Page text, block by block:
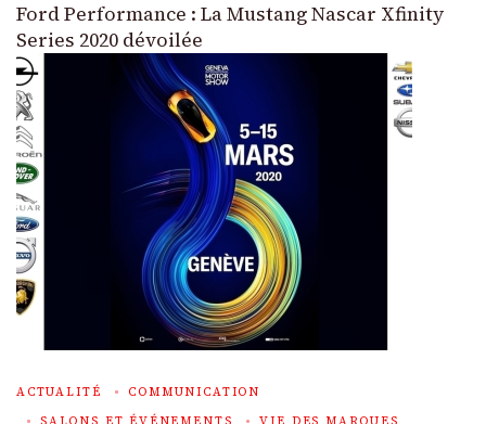
Ford Performance : La Mustang Nascar Xfinity
Series 2020 dévoilée
ACTUALITÉ
COMMUNICATION